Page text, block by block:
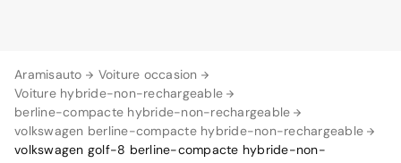
Aramisauto
Voiture occasion
Voiture hybride-non-rechargeable
berline-compacte hybride-non-rechargeable
volkswagen berline-compacte hybride-non-rechargeable
volkswagen golf-8 berline-compacte hybride-non-